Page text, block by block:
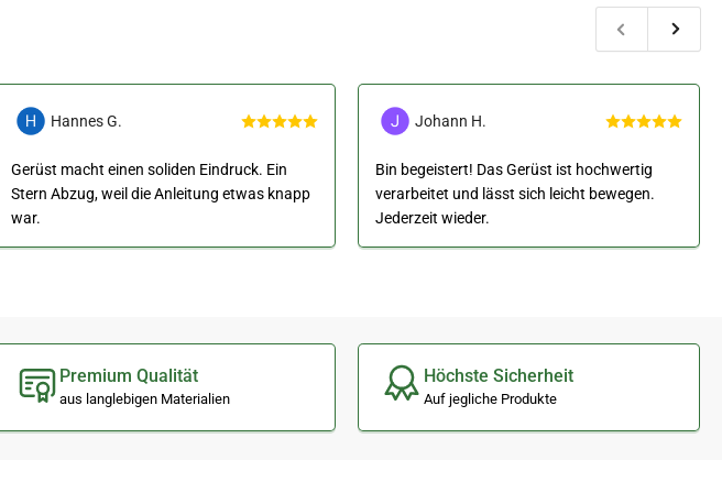
Vorherige
Folie
Folie
Hannes G.
Gerüst macht einen soliden Eindruck. Ein
Stern Abzug, weil die Anleitung etwas knapp
war.
Johann H.
Bin begeistert! Das Gerüst ist hochwertig
verarbeitet und lässt sich leicht bewegen.
Jederzeit wieder.
Premium Qualität
aus langlebigen Materialien
Höchste Sicherheit
Auf jegliche Produkte